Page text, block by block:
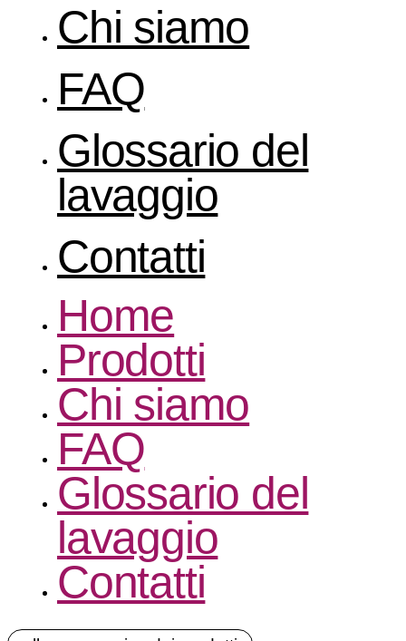
Chi siamo
FAQ
Glossario del
lavaggio
Contatti
Home
Prodotti
Chi siamo
FAQ
Glossario del
lavaggio
Contatti